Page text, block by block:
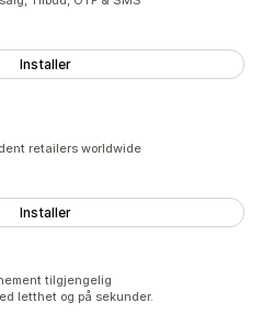
Installer
retailers worldwide
Installer
tilgjengelig
letthet og på sekunder.